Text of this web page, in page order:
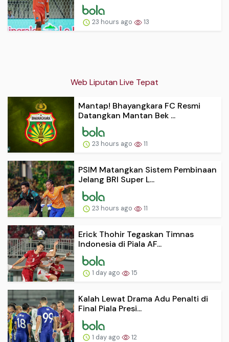
23 hours ago 13
Web Liputan Live Tepat
Mantap! Bhayangkara FC Resmi
Datangkan Mantan Bek ...
23 hours ago 11
PSIM Matangkan Sistem Pembinaan
Jelang BRI Super L...
23 hours ago 11
Erick Thohir Tegaskan Timnas
Indonesia di Piala AF...
1 day ago 15
Kalah Lewat Drama Adu Penalti di
Final Piala Presi...
1 day ago 12